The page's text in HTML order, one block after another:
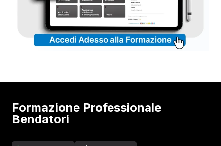
Formazione Professionale
Bendatori